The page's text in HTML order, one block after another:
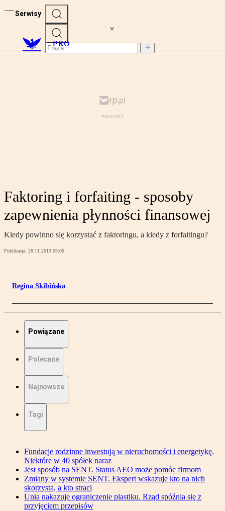
Serwisy
PRO
Faktoring i forfaiting - sposoby
zapewnienia płynności finansowej
Kiedy powinno się korzystać z faktoringu, a kiedy z forfaitingu?
Publikacja: 28.11.2013 05:00
Regina Skibińska
Powiązane
Polecane
Najnowsze
Tagi
Fundacje rodzinne inwestują w nieruchomości i energetykę.
Niektóre w 40 spółek naraz
Jest sposób na SENT. Status AEO może pomóc firmom
Zmiany w systemie SENT. Ekspert wskazuje kto na nich
skorzysta, a kto straci
Unia nakazuje ograniczenie plastiku. Rząd spóźnia się z
przyjęciem przepisów